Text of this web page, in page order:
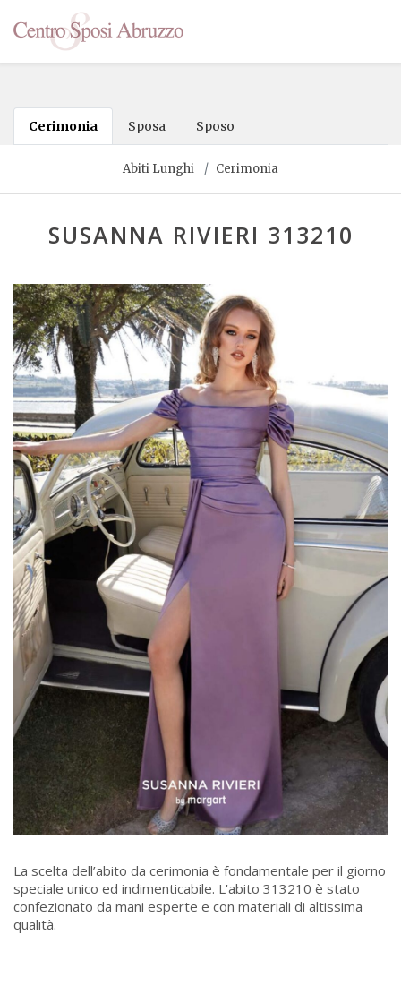
Cerimonia Sposa Sposo
Abiti Lunghi Cerimonia
SUSANNA RIVIERI 313210
La scelta dell’abito da cerimonia è fondamentale per il giorno
speciale unico ed indimenticabile. L'abito 313210 è stato
confezionato da mani esperte e con materiali di altissima
qualità.